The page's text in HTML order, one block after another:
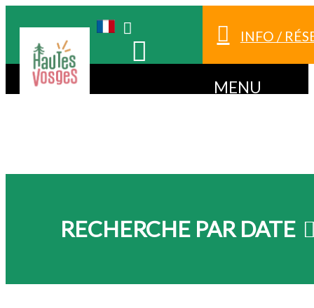
INFO /
MENU
RECHERCHE PAR DATE